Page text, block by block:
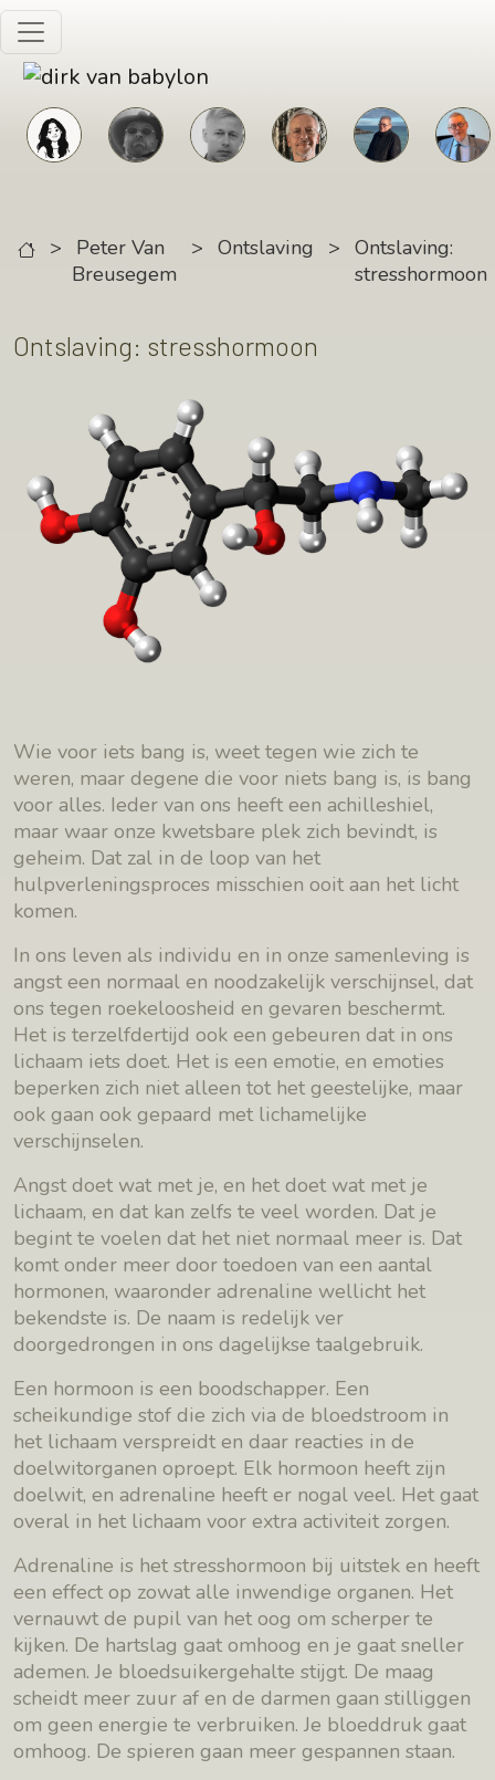
Skip to main content
>
Peter Van
Breusegem
> Ontslaving > Ontslaving:
stresshormoon
Ontslaving: stresshormoon
Wie voor iets bang is, weet tegen wie zich te
weren, maar degene die voor niets bang is, is bang
voor alles. Ieder van ons heeft een achilleshiel,
maar waar onze kwetsbare plek zich bevindt, is
geheim. Dat zal in de loop van het
hulpverleningsproces misschien ooit aan het licht
komen.
In ons leven als individu en in onze samenleving is
angst een normaal en noodzakelijk verschijnsel, dat
ons tegen roekeloosheid en gevaren beschermt.
Het is terzelfdertijd ook een gebeuren dat in ons
lichaam iets doet. Het is een emotie, en emoties
beperken zich niet alleen tot het geestelijke, maar
ook gaan ook gepaard met lichamelijke
verschijnselen.
Angst doet wat met je, en het doet wat met je
lichaam, en dat kan zelfs te veel worden. Dat je
begint te voelen dat het niet normaal meer is. Dat
komt onder meer door toedoen van een aantal
hormonen, waaronder adrenaline wellicht het
bekendste is. De naam is redelijk ver
doorgedrongen in ons dagelijkse taalgebruik.
Een hormoon is een boodschapper. Een
scheikundige stof die zich via de bloedstroom in
het lichaam verspreidt en daar reacties in de
doelwitorganen oproept. Elk hormoon heeft zijn
doelwit, en adrenaline heeft er nogal veel. Het gaat
overal in het lichaam voor extra activiteit zorgen.
Adrenaline is het stresshormoon bij uitstek en heeft
een effect op zowat alle inwendige organen. Het
vernauwt de pupil van het oog om scherper te
kijken. De hartslag gaat omhoog en je gaat sneller
ademen. Je bloedsuikergehalte stijgt. De maag
scheidt meer zuur af en de darmen gaan stilliggen
om geen energie te verbruiken. Je bloeddruk gaat
omhoog. De spieren gaan meer gespannen staan.